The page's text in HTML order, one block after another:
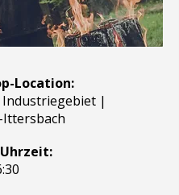
Location:
|
Ittersbach